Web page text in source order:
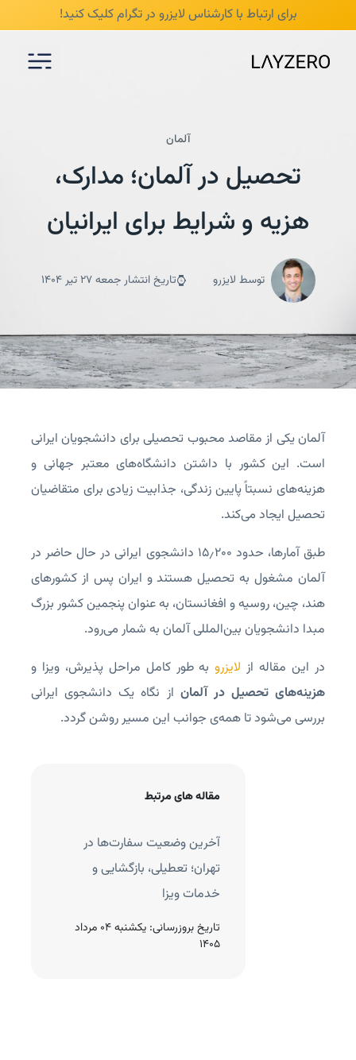
برای ارتباط با کارشناس لایزرو در تگرامکلیک کنید! /* mobile responsive */
آلمان
تحصیل در آلمان؛ مدارک،
هزیه و شرایط برای ایرانیان
توسط لایزرو تاریخ انتشار جمعه 27 تیر 1404
مقاله های مرتبط
آخرین وضعیت سفارت‌ها در
تهران؛ تعطیلی، بازگشایی و
خدمات ویزا
تاریخ بروزرسانی:
یکشنبه 04 مرداد
1405
آلمان یکی از مقاصد محبوب تحصیلی برای دانشجویان ایرانی
است. این کشور با داشتن دانشگاه‌های معتبر جهانی و
هزینه‌های نسبتاً پایین زندگی، جذابیت زیادی برای متقاضیان
تحصیل ایجاد می‌کند.
طبق آمارها، حدود ۱۵٫۲۰۰ دانشجوی ایرانی در حال حاضر در
آلمان مشغول به تحصیل هستند و ایران پس از کشورهای
هند، چین، روسیه و افغانستان، به عنوان پنجمین کشور بزرگ
مبدا دانشجویان بین‌المللی آلمان به شمار می‌رود.
در این مقاله از لایزروبه طور کامل مراحل پذیرش، ویزا و
هزینه‌های تحصیل در آلمان از نگاه یک دانشجوی ایرانی
بررسی می‌شود تا همه‌ی جوانب این مسیر روشن گردد.